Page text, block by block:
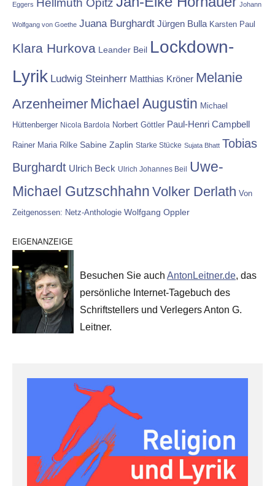
Eggers Hellmuth Opitz Johann
Wolfgang von Goethe Juana Burghardt Jürgen Bulla Karsten Paul
Klara Hurkova Leander Beil Lockdown-
Lyrik Ludwig Steinherr Matthias Kröner Melanie
Arzenheimer Michael Augustin Michael
Hüttenberger Nicola Bardola Norbert Göttler Paul-Henri Campbell
Rainer Maria Rilke Sabine Zaplin Starke Stücke Sujata Bhatt Tobias
Burghardt Ulrich Beck Ulrich Johannes Beil Uwe-
Michael Gutzschhahn Volker Derlath Von
Zeitgenossen: Netz-Anthologie Wolfgang Oppler
EIGENANZEIGE
Besuchen Sie auch AntonLeitner.de, das
persönliche Internet-Tagebuch des
Schriftstellers und Verlegers Anton G.
Leitner.